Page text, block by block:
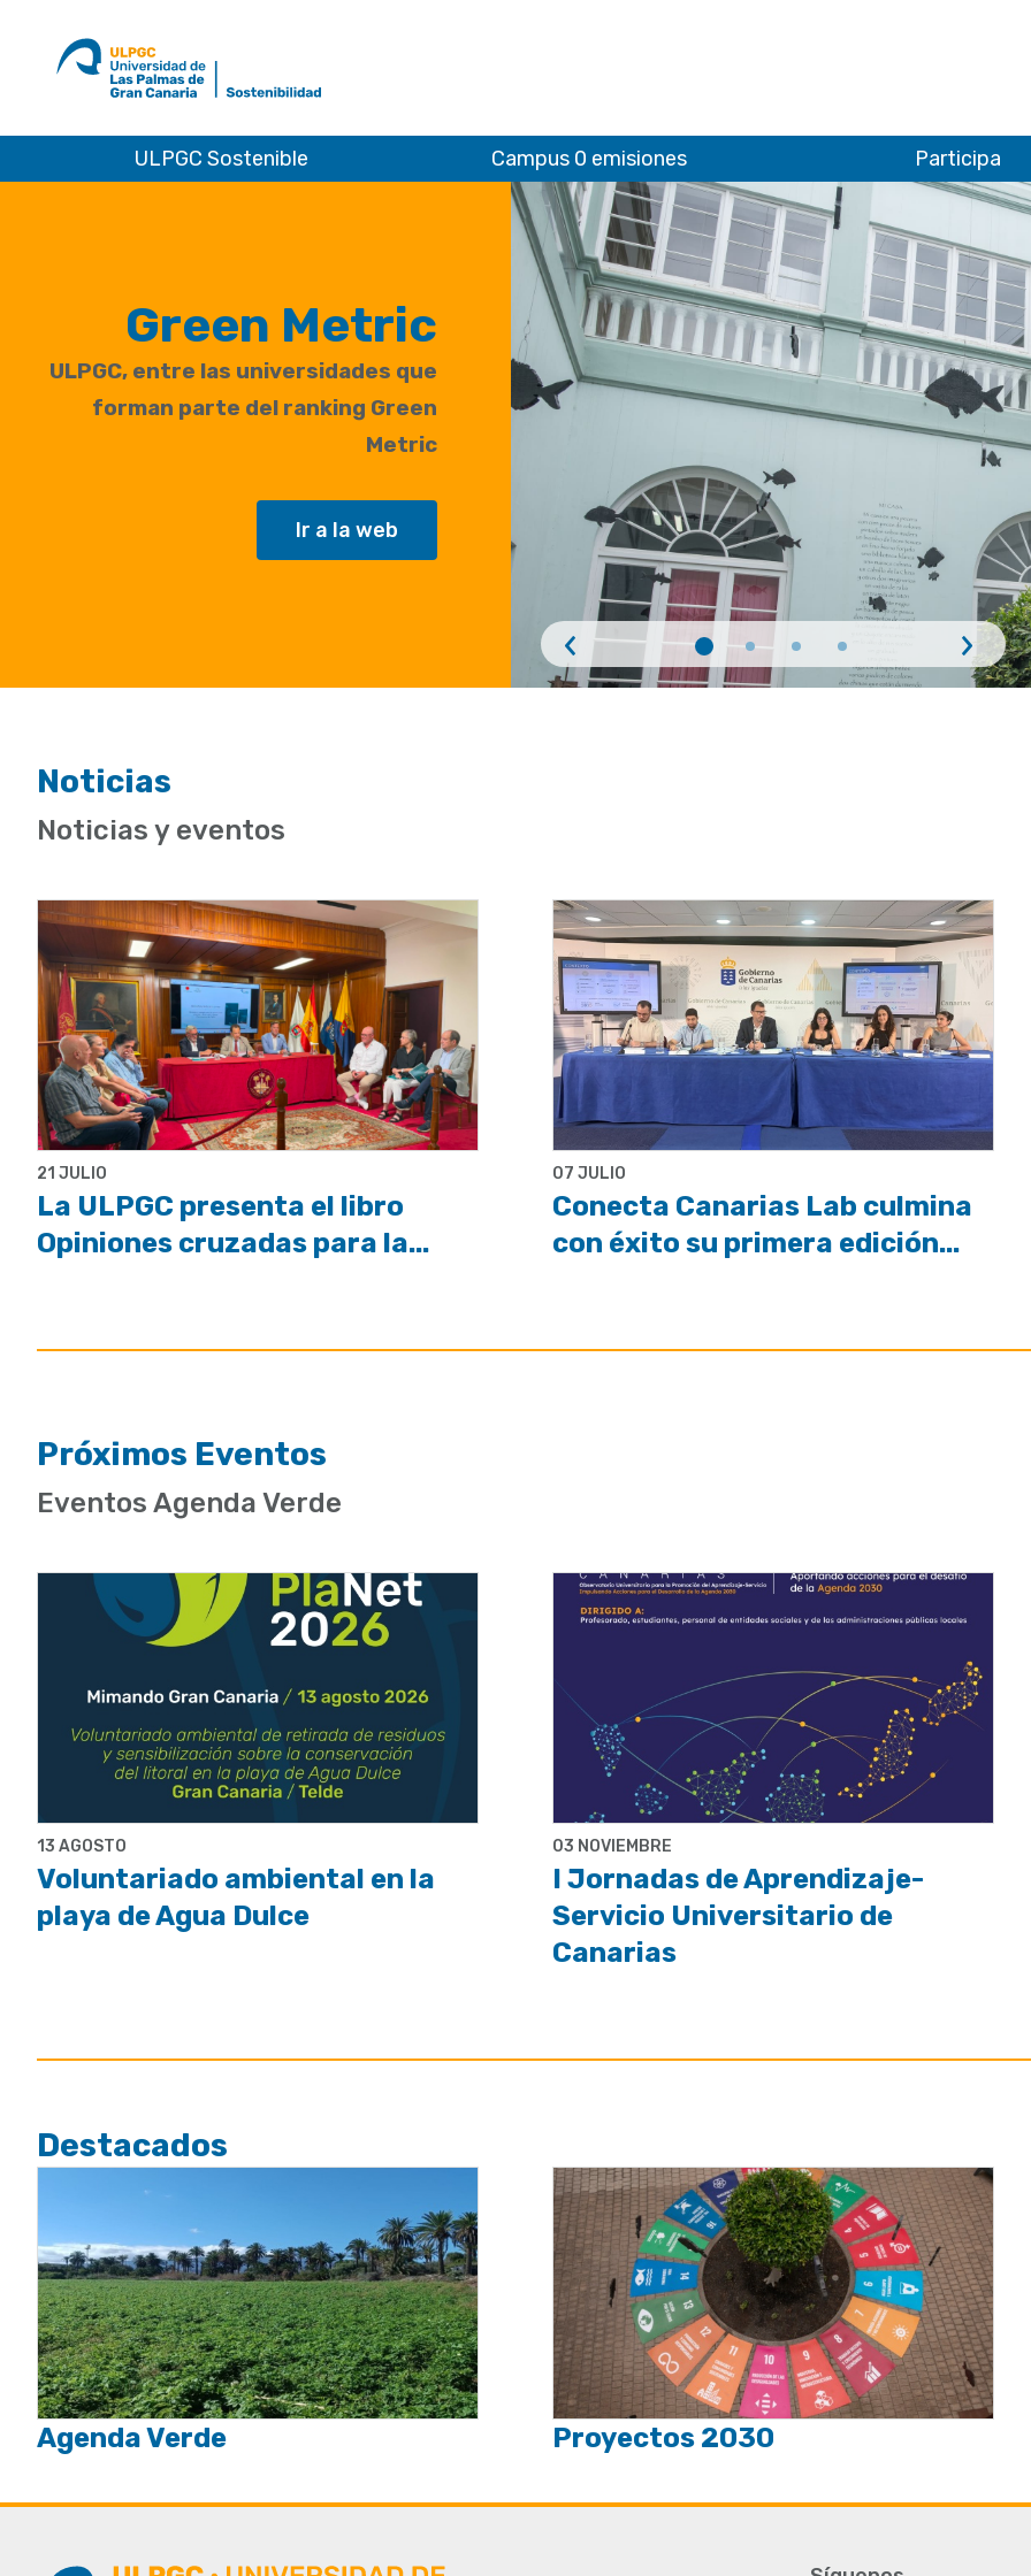
ULPGC
inicio
Sostenibilidad
ULPGC Sostenible Campus 0 emisiones Participa
Anterior
Green Metric
ULPGC, entre las universidades que
forman parte del ranking Green
Metric
Ir a la web
Noticias
Noticias y eventos
21 JULIO
La ULPGC presenta el libro
Opiniones cruzadas para la...
07 JULIO
Conecta Canarias Lab culmina
con éxito su primera edición...
Próximos Eventos
Eventos Agenda Verde
13 AGOSTO
Voluntariado ambiental en la
playa de Agua Dulce
03 NOVIEMBRE
I Jornadas de Aprendizaje-
Servicio Universitario de
Canarias
Destacados
Agenda Verde Proyectos 2030